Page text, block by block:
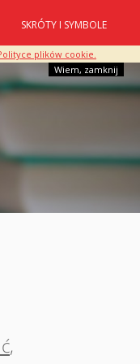
plików cookie.
Wiem, zamknij
SKRÓTY I SYMBOLE
,